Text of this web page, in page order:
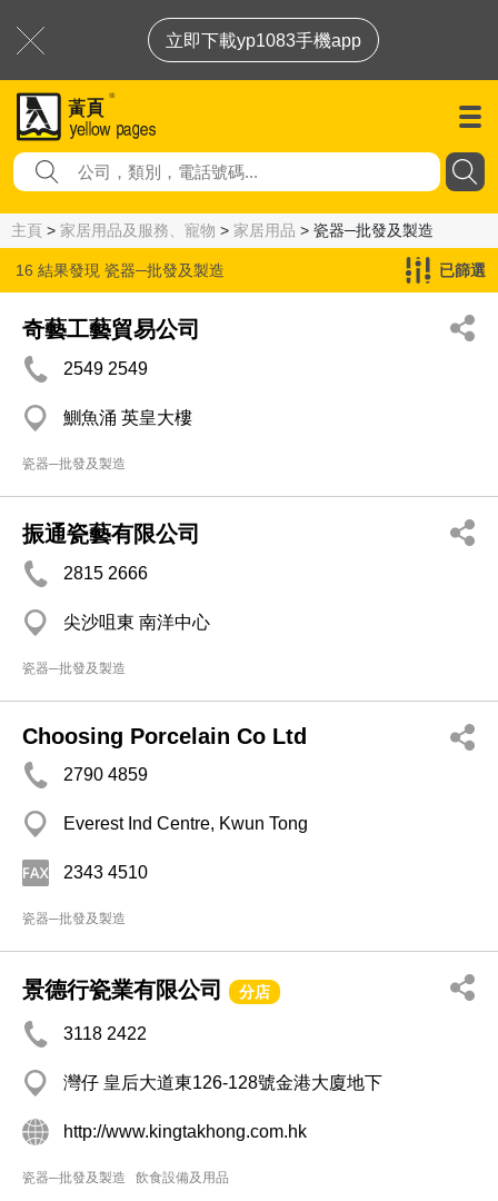
立即下載yp1083手機app
主頁 > 家居用品及服務、寵物 > 家居用品 > 瓷器─批發及製造
16 結果發現 瓷器─批發及製造 已篩選
奇藝工藝貿易公司
2549 2549
鰂魚涌 英皇大樓
瓷器─批發及製造
振通瓷藝有限公司
2815 2666
尖沙咀東 南洋中心
瓷器─批發及製造
Choosing Porcelain Co Ltd
2790 4859
Everest Ind Centre, Kwun Tong
2343 4510
瓷器─批發及製造
景德行瓷業有限公司 分店
3118 2422
灣仔 皇后大道東126-128號金港大廈地下
http://www.kingtakhong.com.hk
瓷器─批發及製造 飲食設備及用品